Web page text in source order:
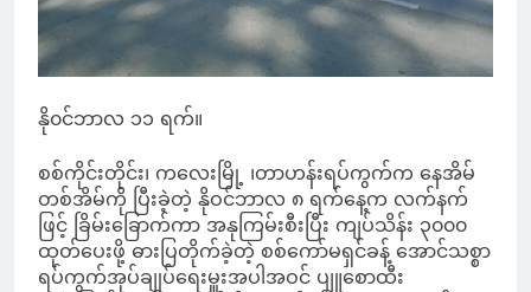
နို၀င်ဘာလ ၁၁ ရက်။
စစ်ကိုင်းတိုင်း၊ ကလေးမြို့ ၊တာဟန်းရပ်ကွက်က နေအိမ်
တစ်အိမ်ကို ပြီးခဲ့တဲ့ နိုဝင်ဘာလ ၈ ရက်နေ့က လက်နက်
ဖြင့် ခြိမ်းခြောက်ကာ အနုကြမ်းစီးပြီး ကျပ်သိန်း ၃၀၀၀
ထုတ်ပေးဖို့ ဓားပြတိုက်ခဲ့တဲ့ စစ်ကော်မရှင်ခန့် အောင်သစ္စာ
ရပ်ကွက်အုပ်ချုပ်ရေးမှူးအပါအဝင် ပျူစောထီး